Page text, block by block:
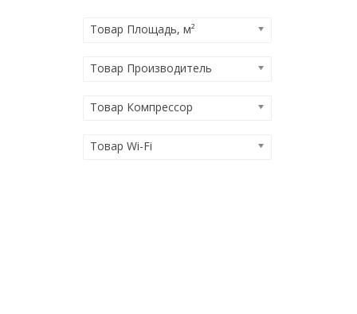
Товар Площадь, м²
Товар Производитель
Товар Компрессор
Товар Wi-Fi